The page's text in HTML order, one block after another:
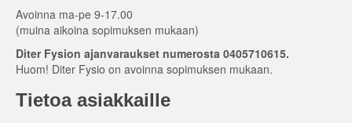
Avoinna ma-pe 9-17.00
(muina aikoina sopimuksen mukaan)
Diter Fysion ajanvaraukset numerosta 0405710615.
Huom! Diter Fysio on avoinna sopimuksen mukaan.
Tietoa asiakkaille